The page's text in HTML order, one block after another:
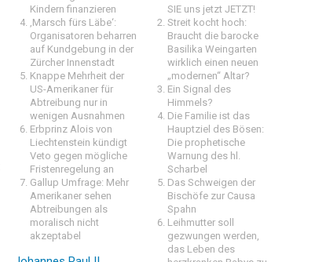
Kindern finanzieren
‚Marsch fürs Läbe‘:
Organisatoren beharren
auf Kundgebung in der
Zürcher Innenstadt
Knappe Mehrheit der
US-Amerikaner für
Abtreibung nur in
wenigen Ausnahmen
Erbprinz Alois von
Liechtenstein kündigt
Veto gegen mögliche
Fristenregelung an
Gallup Umfrage: Mehr
Amerikaner sehen
Abtreibungen als
moralisch nicht
akzeptabel
SIE uns jetzt JETZT!
Streit kocht hoch:
Braucht die barocke
Basilika Weingarten
wirklich einen neuen
„modernen“ Altar?
Ein Signal des
Himmels?
Die Familie ist das
Hauptziel des Bösen:
Die prophetische
Warnung des hl.
Scharbel
Das Schweigen der
Bischöfe zur Causa
Spahn
Leihmutter soll
gezwungen werden,
das Leben des